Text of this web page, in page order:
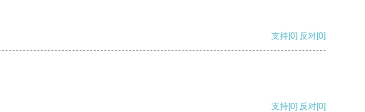
支持[0] 反对[0]
支持[0] 反对[0]